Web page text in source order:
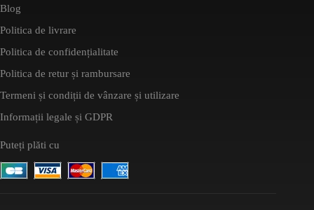
Blog
Politica de livrare
Politica de confidențialitate
Politica de retur și rambursare
Termeni și condiții de vânzare și utilizare
Informații legale și GDPR
Puteți plăti cu